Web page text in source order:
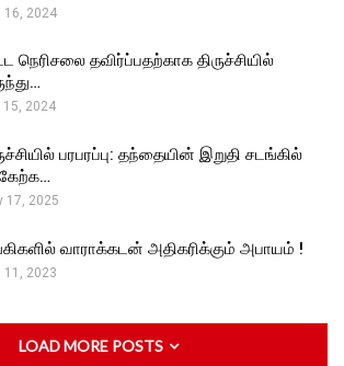
16, 2024
நெரிசலை தவிர்ப்பதற்காக திருச்சியில்
15, 2024
பரபரப்பு: தந்தையின் இறுதி சடங்கில்
17, 2025
வாராக்கடன் அதிகரிக்கும் அபாயம் !
11, 2023
LOAD MORE POSTS